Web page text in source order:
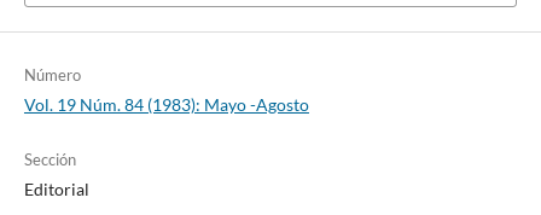
Número
Vol. 19 Núm. 84 (1983): Mayo -Agosto
Sección
Editorial